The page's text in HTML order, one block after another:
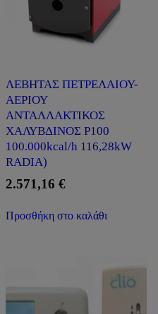
ΛΕΒΗΤΑΣ ΠΕΤΡΕΛΑΙΟΥ-
ΑΕΡΙΟΥ
ΑΝΤΑΛΛΑΚΤΙΚΟΣ
ΧΑΛΥΒΔΙΝΟΣ P100
100.000kcal/h 116,28kW
RADIA)
2.571,16 €
Προσθήκη στο καλάθι